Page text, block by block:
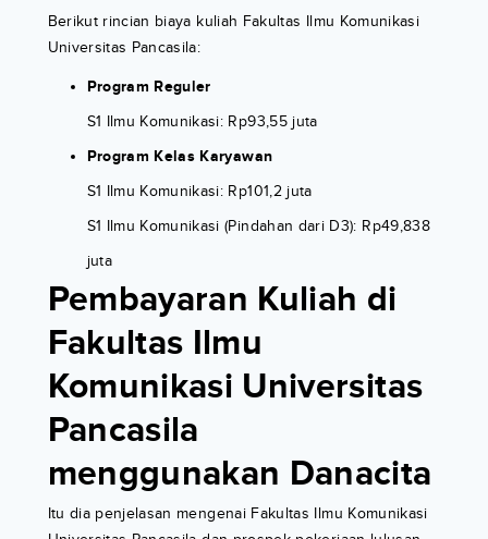
Berikut rincian biaya kuliah Fakultas Ilmu Komunikasi
Universitas Pancasila:
Program Reguler
S1 Ilmu Komunikasi: Rp93,55 juta
Program Kelas Karyawan
S1 Ilmu Komunikasi: Rp101,2 juta
S1 Ilmu Komunikasi (Pindahan dari D3): Rp49,838
juta
Pembayaran Kuliah di
Fakultas Ilmu
Komunikasi Universitas
Pancasila
menggunakan Danacita
Itu dia penjelasan mengenai Fakultas Ilmu Komunikasi